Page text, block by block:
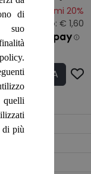
Risparmi 20%
- Sconto: € 1,60
ACQUISTA
di
suo
di più